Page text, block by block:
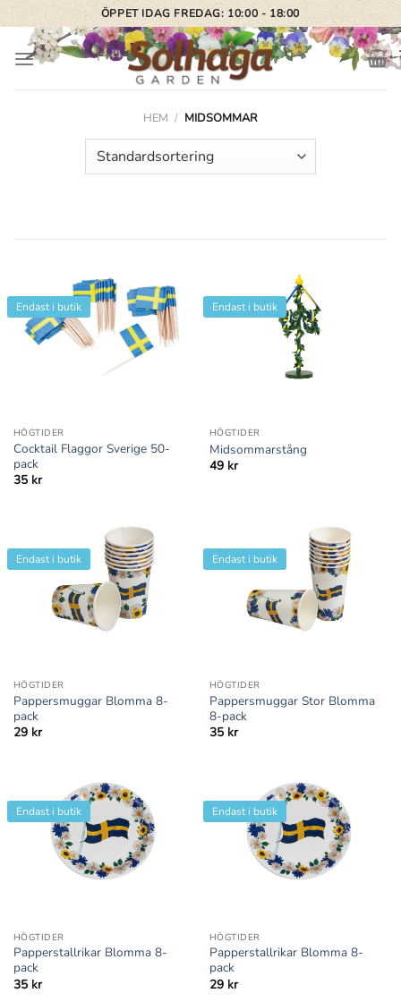
Skip
to
content
ÖPPET IDAG FREDAG: 10:00 - 18:00
HEM / MIDSOMMAR
Endast i butik
HÖGTIDER
Cocktail Flaggor Sverige 50-
pack
35 kr
Endast i butik
HÖGTIDER
Midsommarstång
49 kr
Endast i butik
HÖGTIDER
Pappersmuggar Blomma 8-
pack
29 kr
Endast i butik
HÖGTIDER
Pappersmuggar Stor Blomma
8-pack
35 kr
Endast i butik
HÖGTIDER
Papperstallrikar Blomma 8-
pack
35 kr
Endast i butik
HÖGTIDER
Papperstallrikar Blomma 8-
pack
29 kr